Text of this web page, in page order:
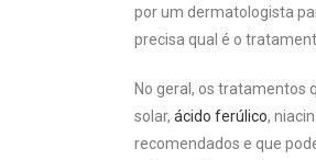
por um dermatologista
precisa qual é o
No geral, os tratamentos
solar, ácido ferúlico,
recomendados e que